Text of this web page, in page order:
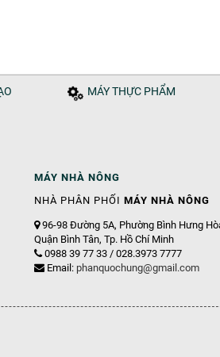
MÁY THỰC PHẨM
MÁY NHÀ NÔNG
NHÀ PHÂN PHỐI MÁY NHÀ NÔNG
96-98 Đường 5A, Phường Bình Hưng
Quận Bình Tân, Tp. Hồ Chí Minh
0988 39 77 33 / 028.3973 7777
Email: phanquochung@gmail.com